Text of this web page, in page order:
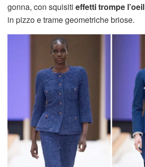
gonna, con squisiti effetti trompe l’oeil
in pizzo e trame geometriche briose.